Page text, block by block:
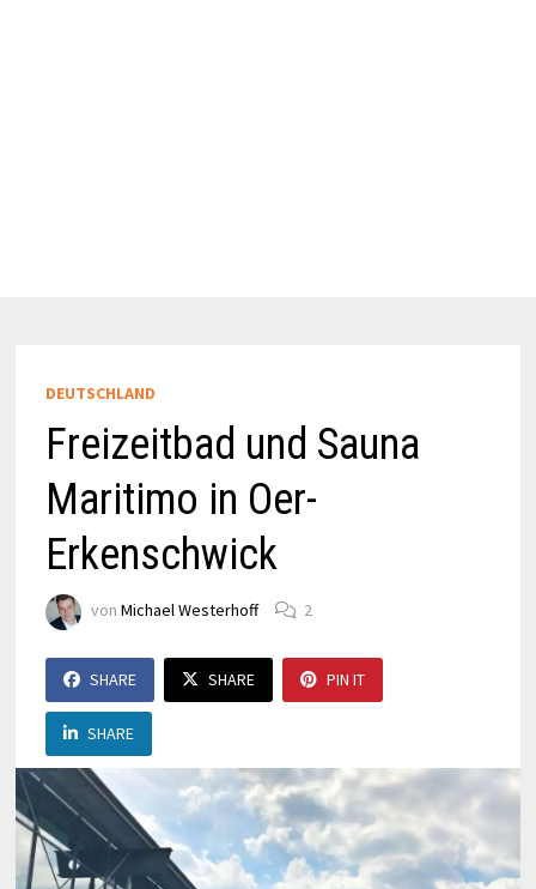
DEUTSCHLAND
Freizeitbad und Sauna
Maritimo in Oer-
Erkenschwick
von Michael Westerhoff 2
SHARE SHARE PIN IT
SHARE